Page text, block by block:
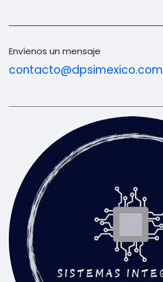
Envíenos un mensaje
contacto@dpsimexico.com